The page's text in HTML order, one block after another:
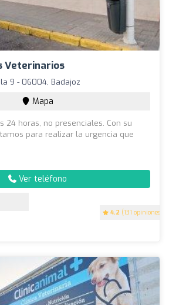
Veterinarios
4.2 (131 opiniones)
9 - 06004, Badajoz
Mapa
24 horas, no presenciales. Con su
para realizar la urgencia que
Ver teléfono